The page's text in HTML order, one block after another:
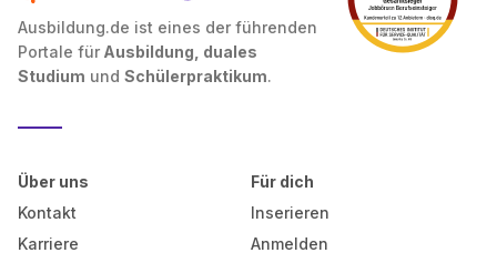
Ausbildung.de ist eines der führenden
Portale für Ausbildung, duales
Studium und Schülerpraktikum.
Über uns
Kontakt
Karriere
Für dich
Inserieren
Anmelden